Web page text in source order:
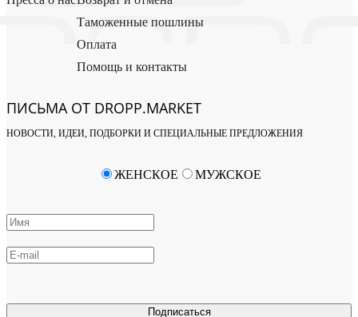
Таможенные пошлины
Оплата
Помощь и контакты
ПИСЬМА ОТ DROPP.MARKET
НОВОСТИ, ИДЕИ, ПОДБОРКИ И СПЕЦИАЛЬНЫЕ ПРЕДЛОЖЕНИЯ
Подписаться
ЖЕНСКОЕ МУЖСКОЕ